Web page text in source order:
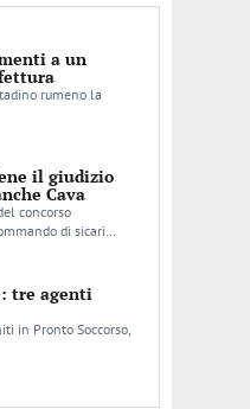
a un
rumeno la
il giudizio
Cava
concorso
di sicari…
tre agenti
in Pronto Soccorso,